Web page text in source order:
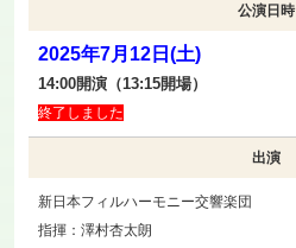
公演日時
2025年7月12日(土)
14:00開演（13:15開場）
終了しました
出演
新日本フィルハーモニー交響楽団
指揮：澤村杏太朗